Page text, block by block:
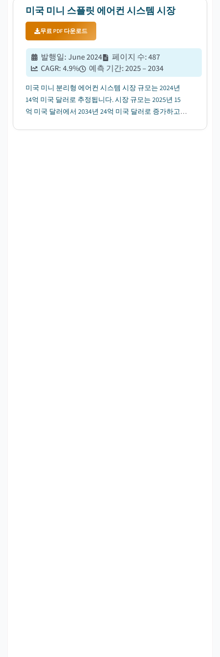
미국 미니 스플릿 에어컨 시스템 시장
무료 PDF 다운로드
발행일: June 2024 페이지 수:487
CAGR: 4.9% 예측 기간:2025 – 2034
미국 미니 분리형 에어컨 시스템 시장 규모는 2024년
14억 미국 달러로 추정됩니다. 시장 규모는 2025년 15
억 미국 달러에서 2034년 24억 미국 달러로 증가하고,